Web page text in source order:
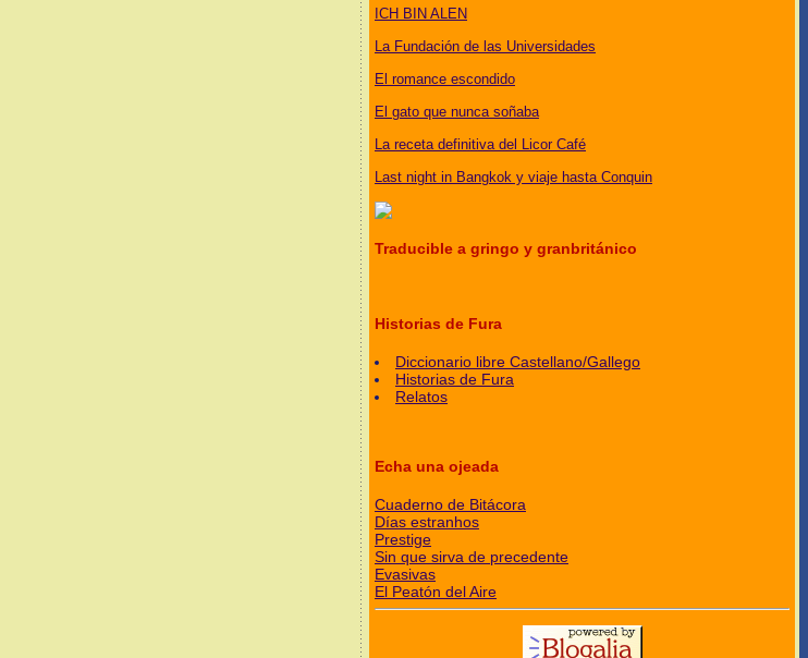
ICH BIN ALEN
La Fundación de las Universidades
El romance escondido
El gato que nunca soñaba
La receta definitiva del Licor Café
Last night in Bangkok y viaje hasta Conquin
Traducible a gringo y granbritánico
Historias de Fura
Diccionario libre Castellano/Gallego
Historias de Fura
Relatos
Echa una ojeada
Cuaderno de Bitácora
Días estranhos
Prestige
Sin que sirva de precedente
Evasivas
El Peatón del Aire